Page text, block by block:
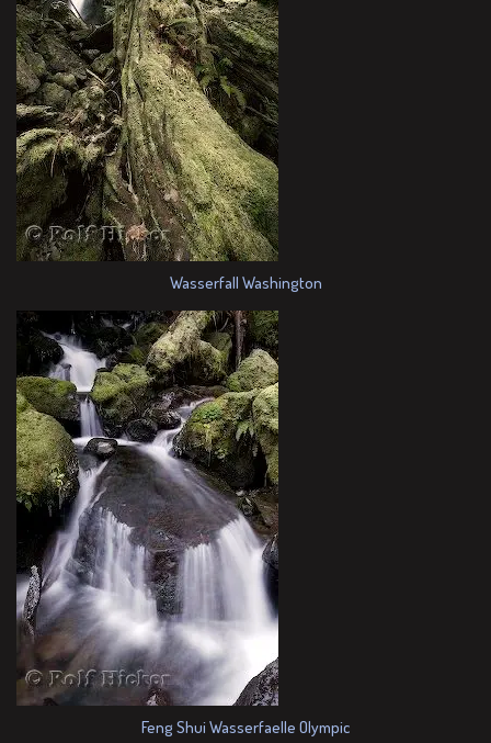
Wasserfall Washington
Feng Shui Wasserfaelle Olympic